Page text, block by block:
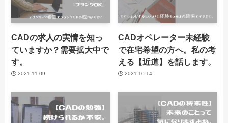
CADの求人の実情を知っ
ていますか？需要拡大中で
す。
2021-11-09
CADオペレーター未経験
で在宅希望の方へ。私の考
える【近道】を話します。
2021-10-14